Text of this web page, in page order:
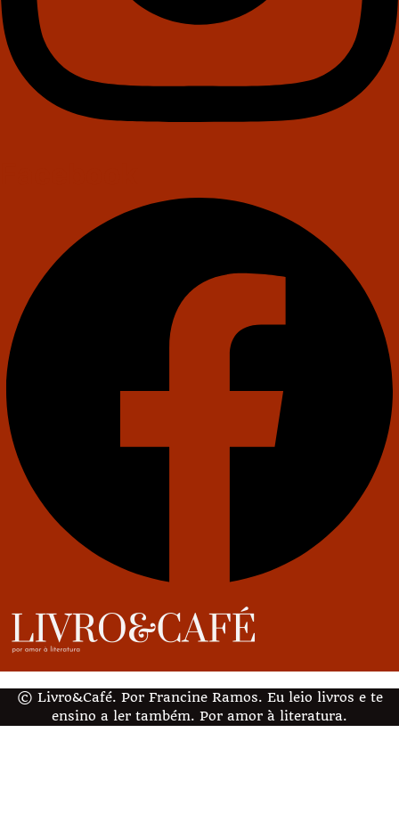
© Livro&Café. Por Francine Ramos. Eu leio livros e te
ensino a ler também. Por amor à literatura.